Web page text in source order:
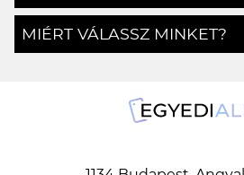
MIÉRT VÁLASSZ MINKET?